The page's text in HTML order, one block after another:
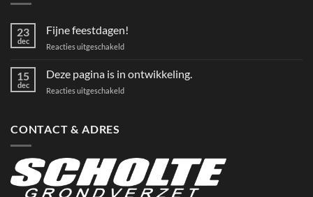
23
dec
Fijne feestdagen!
Reacties uitgeschakeldvoor
feestdagen!
15
dec
Deze pagina is in ontwikkeling.
Reacties uitgeschakeldvoor
CONTACT & ADRES